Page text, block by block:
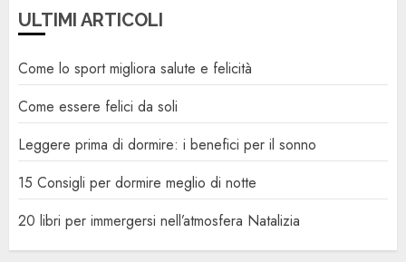
ULTIMI ARTICOLI
Come lo sport migliora salute e felicità
Come essere felici da soli
Leggere prima di dormire: i benefici per il sonno
15 Consigli per dormire meglio di notte
20 libri per immergersi nell’atmosfera Natalizia